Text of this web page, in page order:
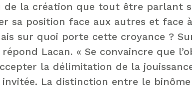
de la création que tout être parlant
sa position face aux autres et face
sur quoi porte cette croyance ?
Lacan. « Se convaincre que
la délimitation de la
La distinction entre le binôme